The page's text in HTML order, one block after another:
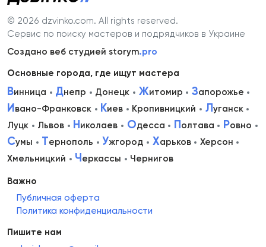
© 2026 dzvinko.com. All rights reserved.
Сервис по поиску мастеров и подрядчиков в Украине
Создано веб студией storym.pro
Основные города, где ищут мастера
Винница Днепр Донецк Житомир Запорожье
Ивано-Франковск Киев Кропивницкий Луганск
Луцк
Львов Николаев Одесса Полтава Ровно
Сумы Тернополь Ужгород Харьков
Херсон
Хмельницкий
Черкассы Чернигов
Важно
Публичная оферта
Политика конфиденциальности
Пишите нам